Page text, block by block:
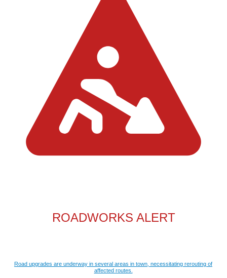
ROADWORKS ALERT
Road upgrades are underway in several areas in town, necessitating rerouting of
affected routes.